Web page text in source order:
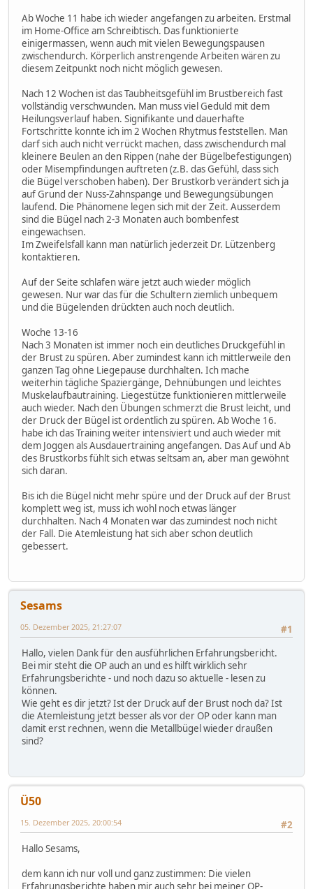
Ab Woche 11 habe ich wieder angefangen zu arbeiten. Erstmal
im Home-Office am Schreibtisch. Das funktionierte
einigermassen, wenn auch mit vielen Bewegungspausen
zwischendurch. Körperlich anstrengende Arbeiten wären zu
diesem Zeitpunkt noch nicht möglich gewesen.
Nach 12 Wochen ist das Taubheitsgefühl im Brustbereich fast
vollständig verschwunden. Man muss viel Geduld mit dem
Heilungsverlauf haben. Signifikante und dauerhafte
Fortschritte konnte ich im 2 Wochen Rhytmus feststellen. Man
darf sich auch nicht verrückt machen, dass zwischendurch mal
kleinere Beulen an den Rippen (nahe der Bügelbefestigungen)
oder Misempfindungen auftreten (z.B. das Gefühl, dass sich
die Bügel verschoben haben). Der Brustkorb verändert sich ja
auf Grund der Nuss-Zahnspange und Bewegungsübungen
laufend. Die Phänomene legen sich mit der Zeit. Ausserdem
sind die Bügel nach 2-3 Monaten auch bombenfest
eingewachsen.
Im Zweifelsfall kann man natürlich jederzeit Dr. Lützenberg
kontaktieren.
Auf der Seite schlafen wäre jetzt auch wieder möglich
gewesen. Nur war das für die Schultern ziemlich unbequem
und die Bügelenden drückten auch noch deutlich.
Woche 13-16
Nach 3 Monaten ist immer noch ein deutliches Druckgefühl in
der Brust zu spüren. Aber zumindest kann ich mittlerweile den
ganzen Tag ohne Liegepause durchhalten. Ich mache
weiterhin tägliche Spaziergänge, Dehnübungen und leichtes
Muskelaufbautraining. Liegestütze funktionieren mittlerweile
auch wieder. Nach den Übungen schmerzt die Brust leicht, und
der Druck der Bügel ist ordentlich zu spüren. Ab Woche 16.
habe ich das Training weiter intensiviert und auch wieder mit
dem Joggen als Ausdauertraining angefangen. Das Auf und Ab
des Brustkorbs fühlt sich etwas seltsam an, aber man gewöhnt
sich daran.
Bis ich die Bügel nicht mehr spüre und der Druck auf der Brust
komplett weg ist, muss ich wohl noch etwas länger
durchhalten. Nach 4 Monaten war das zumindest noch nicht
der Fall. Die Atemleistung hat sich aber schon deutlich
gebessert.
Sesams
#1
05. Dezember 2025, 21:27:07
Hallo, vielen Dank für den ausführlichen Erfahrungsbericht.
Bei mir steht die OP auch an und es hilft wirklich sehr
Erfahrungsberichte - und noch dazu so aktuelle - lesen zu
können.
Wie geht es dir jetzt? Ist der Druck auf der Brust noch da? Ist
die Atemleistung jetzt besser als vor der OP oder kann man
damit erst rechnen, wenn die Metallbügel wieder draußen
sind?
Ü50
#2
15. Dezember 2025, 20:00:54
Hallo Sesams,
dem kann ich nur voll und ganz zustimmen: Die vielen
Erfahrungsberichte haben mir auch sehr bei meiner OP-